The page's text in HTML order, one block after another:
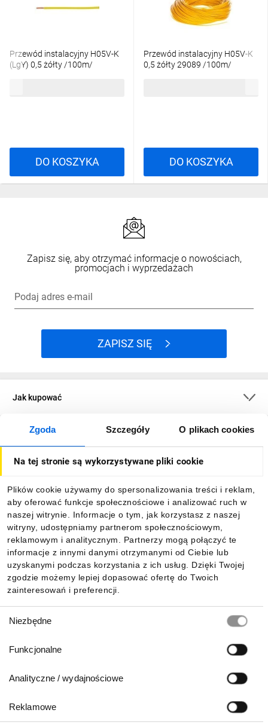
Zgoda Szczegóły O plikach cookies
Na tej stronie są wykorzystywane pliki cookie
Plików cookie używamy do spersonalizowania treści i reklam,
aby oferować funkcje społecznościowe i analizować ruch w
naszej witrynie. Informacje o tym, jak korzystasz z naszej
witryny, udostępniamy partnerom społecznościowym,
reklamowym i analitycznym. Partnerzy mogą połączyć te
informacje z innymi danymi otrzymanymi od Ciebie lub
uzyskanymi podczas korzystania z ich usług. Dzięki Twojej
zgodzie możemy lepiej dopasować ofertę do Twoich
zainteresowań i preferencji.
zgody
Niezbędne
Funkcjonalne
Analityczne / wydajnościowe
Reklamowe
Przewód instalacyjny H05V-K
(LgY) 0,5 żółty /100m/
DO KOSZYKA
Przewód instalacyjny H05V-K
0,5 żółty 29089 /100m/
DO KOSZYKA
Zapisz się, aby otrzymać informacje o nowościach,
promocjach i wyprzedażach
Podaj adres e-mail
ZAPISZ SIĘ
Jak kupować
O firmie
Informacje
Pobierz naszą aplikację mobilną: